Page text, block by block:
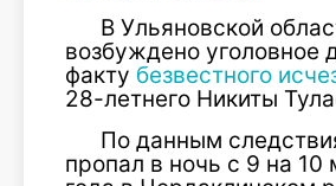
В Ульяновской
возбуждено уголовное
факту безвестного
28-летнего Никиты
По данным
пропал в ночь с 9 на 10